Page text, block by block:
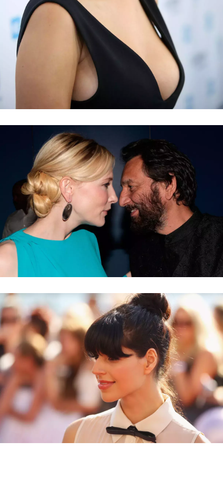
NEWSLETTER
ODESLAT
Přihlášením k newsletteru souhlasíte s
Obchodními
podmínkami společnosti BurdaMedia Extra s.r.o.
potvrzujete, že jste se seznámili se
Zásadami
ochrany soukromí- BurdaMedia Extra s.r.o. bude s
Vašimi údaji pracovat zejména k organizaci a
vyhodnocení akce a zasílání novinek.
Chcete navíc dostávat i další zajímavé a exkluzivní
informace od našich partnerů? Pokud souhlasíte se
zpracováním údajů k tomuto účelu podleZásad ochrany
soukromí BurdaMedia Extra s.r.o., zaškrtněte toto pole.